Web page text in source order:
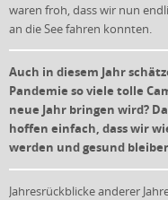
waren froh, dass wir nun
an die See fahren konnten.
Auch in diesem Jahr
Pandemie so viele tolle
neue Jahr bringen wird?
hoffen einfach, dass wir
werden und gesund
Jahresrückblicke anderer